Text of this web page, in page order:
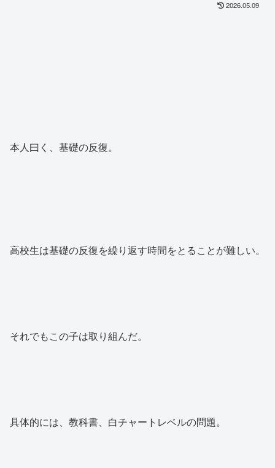
2026.05.09
本人曰く、基礎の反復。
高校生は基礎の反復を繰り返す時間をとることが難しい。
それでもこの子は取り組んだ。
具体的には、教科書、白チャートレベルの問題。